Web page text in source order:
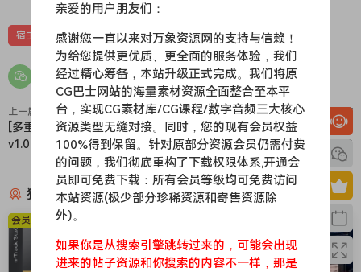
宿主
上一篇
[多重效果处理器]bloops birb
v1.0 [WiN, MacOSX]（24.2MB）
下一篇
[多普勒效应声学插
件]TONSTURM TRAVELER
v1.1.3-R2R [WiN]（242.2MB）
猜你喜欢
会员免费
亲爱的用户朋友们：
感谢您一直以来对万象资源网的支持与信赖！
为给您提供更优质、更全面的服务体验，我们
经过精心筹备，本站升级正式完成。我们将原
CG巴士网站的海量素材资源全面整合至本平
台，实现CG素材库/CG课程/数字音频三大核心
资源类型无缝对接。同时，您的现有会员权益
100%得到保留。针对原部分资源会员仍需付费
的问题，我们彻底重构了下载权限体系,开通会
员即可免费下载：所有会员等级均可免费访问
本站资源(极少部分珍稀资源和寄售资源除
外)。
如果你是从搜索引擎跳转过来的，可能会出现
进来的帖子资源和你搜索的内容不一样，那是